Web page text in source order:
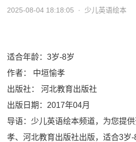
2025-08-04 18:18:05 · 少儿英语绘本
适合年龄：3岁-8岁
作者：
中垣愉孝
出版社：
河北教育出版社
出版日期：2017年04月
导语：少儿英语绘本频道，为您提
孝、河北教育出版社出版，适合3